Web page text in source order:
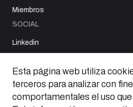
Miembros
SOCIAL
Linkedin
Parque Tecnológico
Edificio 804
48160 Derio, Bizkaia
Esta página web utiliza
terceros para analizar con
comportamentales el uso